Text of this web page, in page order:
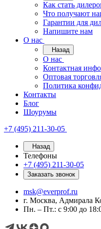
Как стать
Что получают
Гарантии для
Напишите нам
О нас
Назад
О нас
Контактная
Оптовая
Политика
Контакты
Блог
Шоурумы
+7 (495) 211-30-05
Назад
Телефоны
+7 (495) 211-30-05
Заказать звонок
msk@everprof.ru
г. Москва, Адмирала
Пн. – Пт.: с 9:00 до